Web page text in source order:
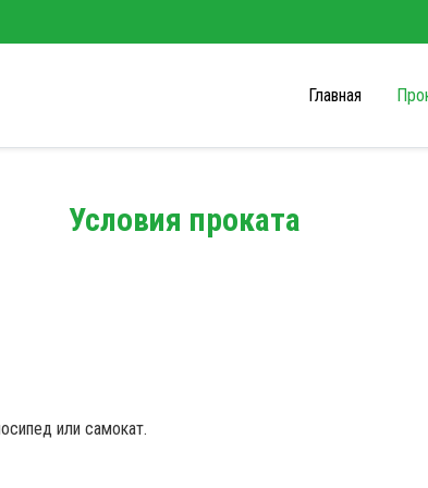
Главная
Условия проката
или самокат.